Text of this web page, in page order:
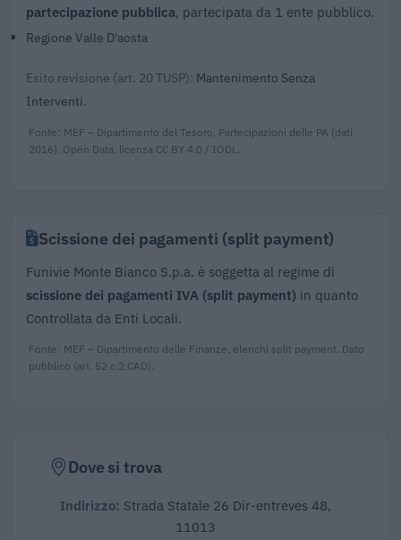
partecipazione pubblica, partecipata da 1 ente pubblico.
Regione Valle D'aosta
Esito revisione (art. 20 TUSP): Mantenimento Senza
Interventi.
Fonte: MEF – Dipartimento del Tesoro, Partecipazioni delle PA (dati
2016). Open Data, licenza CC BY 4.0 / IODL.
Scissione dei pagamenti (split payment)
Funivie Monte Bianco S.p.a. è soggetta al regime di
scissione dei pagamenti IVA (split payment) in quanto
Controllata da Enti Locali.
Fonte: MEF – Dipartimento delle Finanze, elenchi split payment. Dato
pubblico (art. 52 c.2 CAD).
Dove si trova
Indirizzo: Strada Statale 26 Dir-entreves 48,
11013